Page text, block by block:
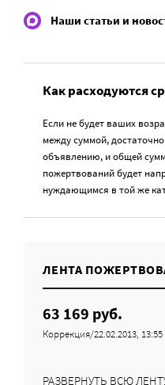
Наши статьи и
Как расходуются
Если не будет ваших
между суммой,
объявлению, и общей
пожертвований будет
нуждающимся в той же
ЛЕНТА
63 169 руб.
Коррекция/22.02.2013, 13:55
РАЗВЕРНУТЬ ВСЮ